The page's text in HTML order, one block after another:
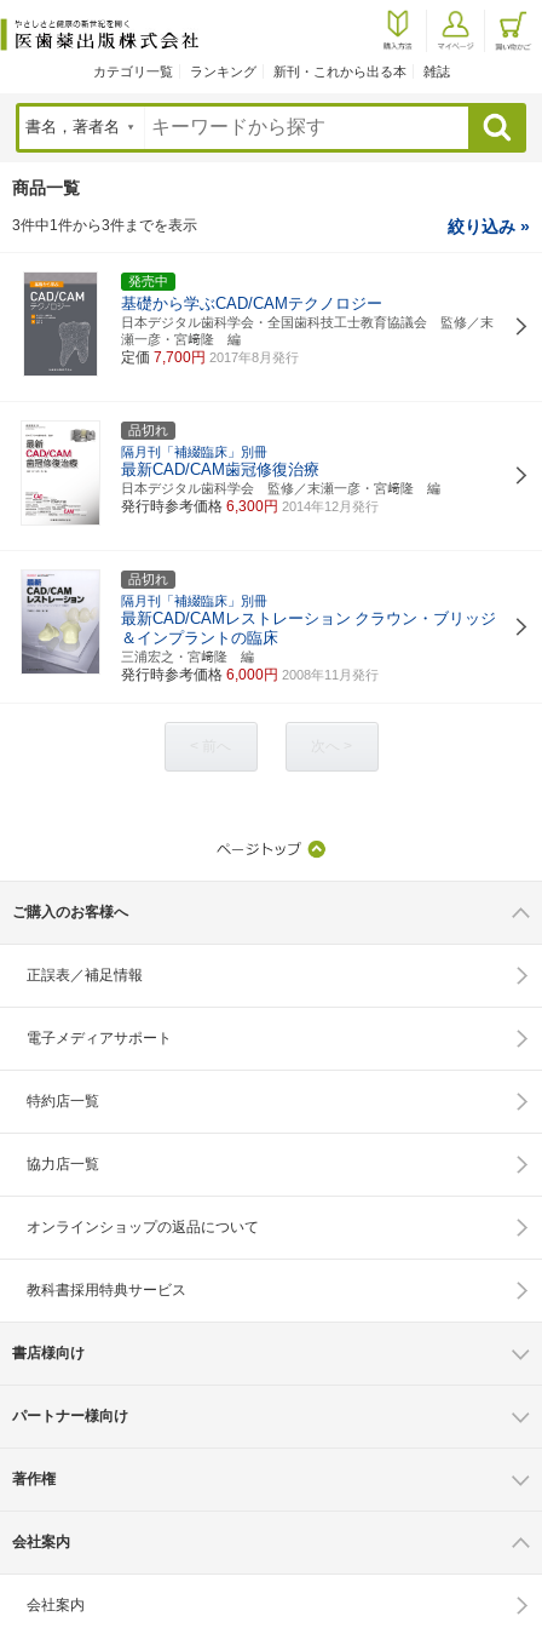
カテゴリ一覧 ランキング 新刊・これから出る本 雑誌
検索
商品一覧
3件中1件から3件までを表示 絞り込み »
発売中
基礎から学ぶCAD/CAMテクノロジー
日本デジタル歯科学会・全国歯科技工士教育協議会 監修／末
瀬一彦・宮﨑隆 編
定価 7,700円 2017年8月発行
品切れ
隔月刊「補綴臨床」別冊
最新CAD/CAM歯冠修復治療
日本デジタル歯科学会 監修／末瀬一彦・宮﨑隆 編
発行時参考価格 6,300円 2014年12月発行
品切れ
隔月刊「補綴臨床」別冊
最新CAD/CAMレストレーション クラウン・ブリッジ
＆インプラントの臨床
三浦宏之・宮﨑隆 編
発行時参考価格 6,000円 2008年11月発行
ご購入のお客様へ
正誤表／補足情報
電子メディアサポート
特約店一覧
協力店一覧
オンラインショップの返品について
教科書採用特典サービス
書店様向け
パートナー様向け
著作権
会社案内
会社案内